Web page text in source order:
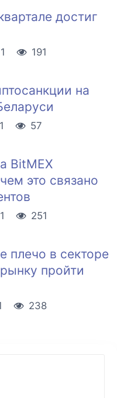
достиг
1
191
на
1
57
BitMEX
это связано
1
251
плечо в секторе
пройти
238